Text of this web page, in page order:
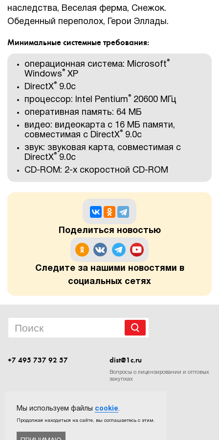
наследства, Веселая ферма, Снежок.
Обеденный переполох, Герои Эллады.
Минимальные системные требования:
операционная система: Microsoft®
Windows® XP
DirectX® 9.0с
процессор: Intel Pentium® 20600 МГц
оперативная память: 64 МБ
видео: видеокарта с 16 МБ памяти,
совместимая с DirectX® 9.0с
звук: звуковая карта, совместимая с
DirectX® 9.0с
CD-ROM: 2-х скоростной CD-ROM
Поделиться новостью
Следите за нашими новостями в
социальных сетях
+7 495 737 92 57 dist@1c.ru
Вопросы о лицензировании и оптовых
закупках
Мы используем файлы cookie.
Продолжая находиться на сайте, вы соглашаетесь с этим.